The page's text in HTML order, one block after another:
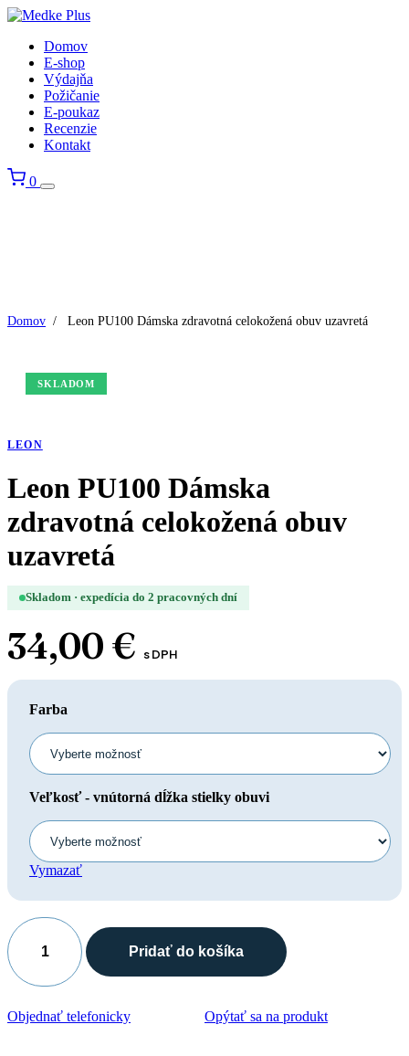
Domov
E-shop
Výdajňa
Požičanie
E-poukaz
Recenzie
Kontakt
0
Domov / Leon PU100 Dámska zdravotná celokožená obuv uzavretá
SKLADOM
LEON
Leon PU100 Dámska
zdravotná celokožená obuv
uzavretá
Skladom · expedícia do 2 pracovných dní
34,00 € s DPH
Farba
Veľkosť - vnútorná dĺžka stielky obuvi
Vymazať
množstvo
Leon
PU100
Dámska
zdravotná
Pridať do košíka
Objednať telefonicky Opýtať sa na produkt